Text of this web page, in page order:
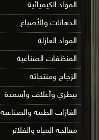
المواد الكيميائية
الدهانات والأصباغ
المواد العازلة
المنظفات الصناعية
الزجاج ومنتجاته
بيطري وأعلاف وأسمدة
الغازات الطبية والصناعية
معالجة المياه والفلاتر